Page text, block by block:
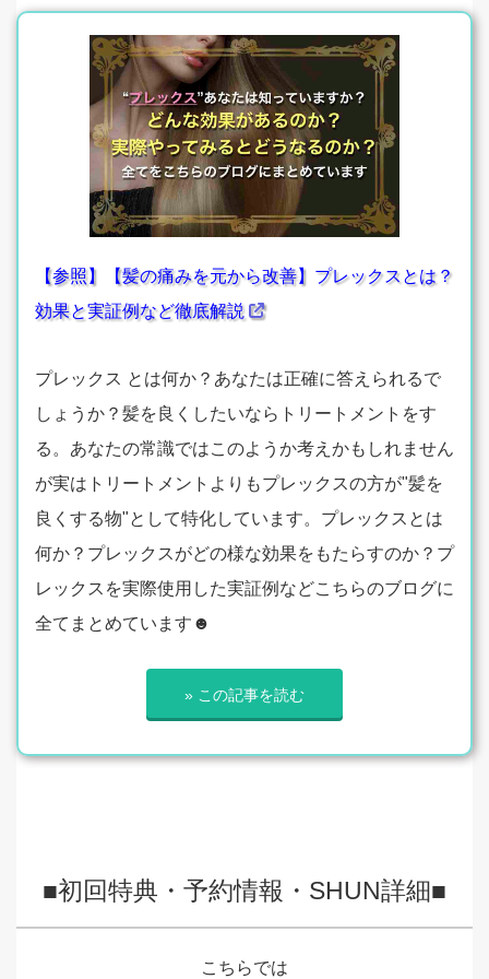
【参照】【髪の痛みを元から改善】プレックスとは？
効果と実証例など徹底解説
プレックス とは何か？あなたは正確に答えられるで
しょうか？髪を良くしたいならトリートメントをす
る。あなたの常識ではこのようか考えかもしれません
が実はトリートメントよりもプレックスの方が"髪を
良くする物"として特化しています。プレックスとは
何か？プレックスがどの様な効果をもたらすのか？プ
レックスを実際使用した実証例などこちらのブログに
全てまとめています☻
» この記事を読む
■初回特典・予約情報・SHUN詳細■
こちらでは